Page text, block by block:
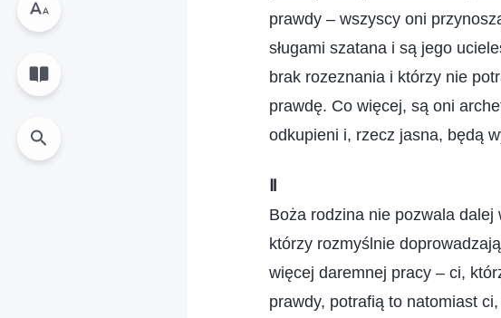
prawdy – wszyscy oni
sługami szatana i są jego
brak rozeznania i którzy nie
prawdę. Co więcej, są oni
odkupieni i, rzecz jasna, będą
Boża rodzina nie pozwala
którzy rozmyślnie
więcej daremnej pracy – ci,
prawdy, potrafią to natomiast